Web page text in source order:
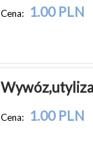
Cena: 1.00 PLN
Cena: 1.00 PLN